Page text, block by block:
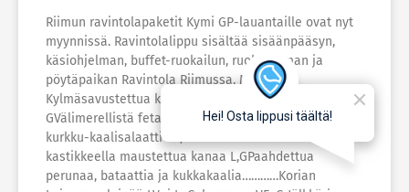
Riimun ravintolapaketit Kymi GP-lauantaille ovat nyt
myynnissä. Ravintolalippu sisältää sisäänpääsyn,
käsiohjelman, buffet-ruokailun, ruokajuoman ja
pöytäpaikan Ravintola Riimussa. MENU:
Kylmäsavustettua kirjolohta Skagenin tapaan L,
GVälimerellistä feta-pastasalaattia L, GSeasam-
kurkku-kaalisalaatti VE, G…………..Chimichurri-
kastikkeella maustettua kanaa L,GPaahdettua
perunaa, bataattia ja kukkakaalia…………Korian